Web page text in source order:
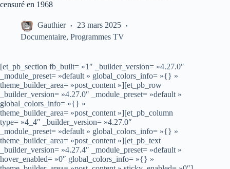
censuré en 1968
Gauthier
23 mars 2025
Documentaire, Programmes TV
[et_pb_section fb_built= »1″ _builder_version= »4.27.0″
_module_preset= »default » global_colors_info= »{} »
theme_builder_area= »post_content »][et_pb_row
_builder_version= »4.27.0″ _module_preset= »default »
global_colors_info= »{} »
theme_builder_area= »post_content »][et_pb_column
type= »4_4″ _builder_version= »4.27.0″
_module_preset= »default » global_colors_info= »{} »
theme_builder_area= »post_content »][et_pb_text
_builder_version= »4.27.4″ _module_preset= »default »
hover_enabled= »0″ global_colors_info= »{} »